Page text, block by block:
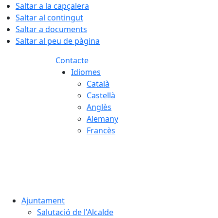
Saltar a la capçalera
Saltar al contingut
Saltar a documents
Saltar al peu de pàgina
Contacte
Idiomes
Català
Castellà
Anglès
Alemany
Francès
Ajuntament
Salutació de l'Alcalde